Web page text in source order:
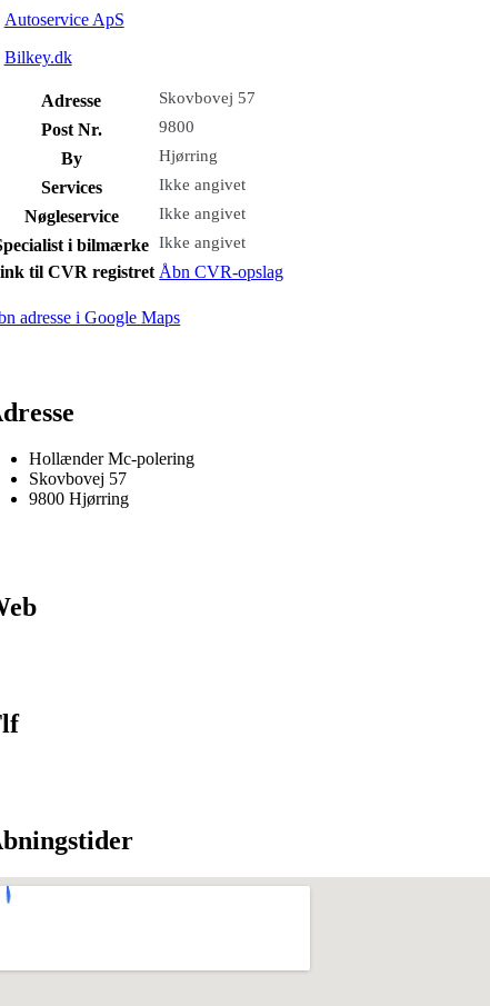
Autoservice ApS
Bilkey.dk
Adresse Skovbovej 57
Post Nr. 9800
By Hjørring
Services Ikke angivet
Nøgleservice Ikke angivet
i bilmærke Ikke angivet
til CVR registret Åbn CVR-opslag
adresse i Google Maps
Hollænder Mc-polering
Skovbovej 57
9800 Hjørring